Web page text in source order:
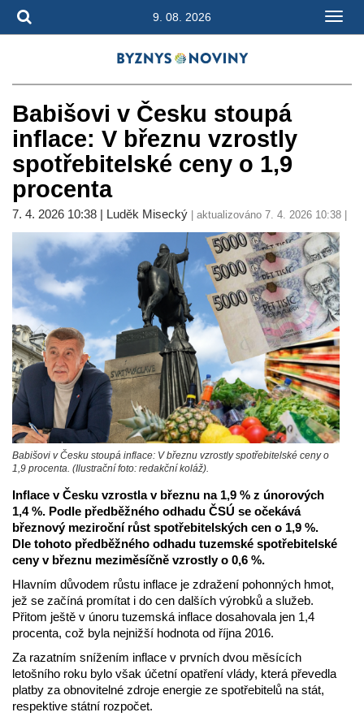
9. 08. 2026
Babišovi v Česku stoupá
inflace: V březnu vzrostly
spotřebitelské ceny o 1,9
procenta
7. 4. 2026 10:38 | Luděk Misecký | aktualizováno 7. 4. 2026 10:38 |
Babišovi v Česku stoupá inflace: V březnu vzrostly spotřebitelské ceny o
1,9 procenta. (Ilustrační foto: redakční koláž).
Inflace v Česku vzrostla v březnu na 1,9 % z únorových
1,4 %. Podle předběžného odhadu ČSÚ se očekává
březnový meziroční růst spotřebitelských cen o 1,9 %.
Dle tohoto předběžného odhadu tuzemské spotřebitelské
ceny v březnu meziměsíčně vzrostly o 0,6 %.
Hlavním důvodem růstu inflace je zdražení pohonných hmot,
jež se začíná promítat i do cen dalších výrobků a služeb.
Přitom ještě v únoru tuzemská inflace dosahovala jen 1,4
procenta, což byla nejnižší hodnota od října 2016.
Za razatním snížením inflace v prvních dvou měsících
letošního roku bylo však účetní opatření vlády, která převedla
platby za obnovitelné zdroje energie ze spotřebitelů na stát,
respektive státní rozpočet.